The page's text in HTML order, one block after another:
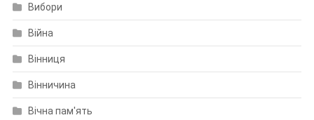
Вибори
Війна
Вінниця
Вінничина
Вічна пам'ять